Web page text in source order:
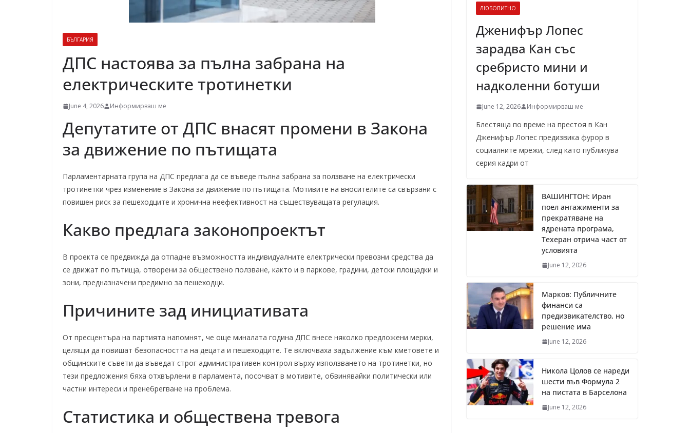
БЪЛГАРИЯ
ДПС настоява за пълна забрана на
електрическите тротинетки
June 4, 2026 Информирваш ме
Депутатите от ДПС внасят промени в Закона
за движение по пътищата
Парламентарната група на ДПС предлага да се въведе пълна забрана за ползване на електрически
тротинетки чрез изменение в Закона за движение по пътищата. Мотивите на вносителите са свързани с
повишен риск за пешеходците и хронична неефективност на съществуващата регулация.
Какво предлага законопроектът
В проекта се предвижда да отпадне възможността индивидуалните електрически превозни средства да
се движат по пътища, отворени за обществено ползване, както и в паркове, градини, детски площадки и
зони, предназначени предимно за пешеходци.
Причините зад инициативата
От пресцентъра на партията напомнят, че още миналата година ДПС внесе няколко предложени мерки,
целящи да повишат безопасността на децата и пешеходците. Те включваха задължение към кметовете и
общинските съвети да въведат строг административен контрол върху използването на тротинетки, но
тези предложения бяха отхвърлени в парламента, посочват в мотивите, обвинявайки политически или
частни интереси и пренебрегване на проблема.
Статистика и обществена тревога
ЛЮБОПИТНО
Дженифър Лопес
зарадва Кан със
сребристо мини и
надколенни ботуши
June 12, 2026 Информирваш ме
Блестяща по време на престоя в Кан
Дженифър Лопес предизвика фурор в
социалните мрежи, след като публикува
серия кадри от
ВАШИНГТОН: Иран
поел ангажименти за
прекратяване на
ядрената програма,
Техеран отрича част от
условията
June 12, 2026
Марков: Публичните
финанси са
предизвикателство, но
решение има
June 12, 2026
Никола Цолов се нареди
шести във Формула 2
на пистата в Барселона
June 12, 2026